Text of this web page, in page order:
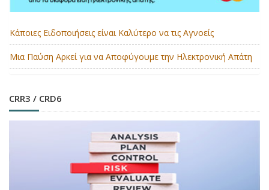
Κάποιες Ειδοποιήσεις είναι Καλύτερο να τις Αγνοείς
Μια Παύση Αρκεί για να Αποφύγουμε την Ηλεκτρονική Απάτη
CRR3 / CRD6